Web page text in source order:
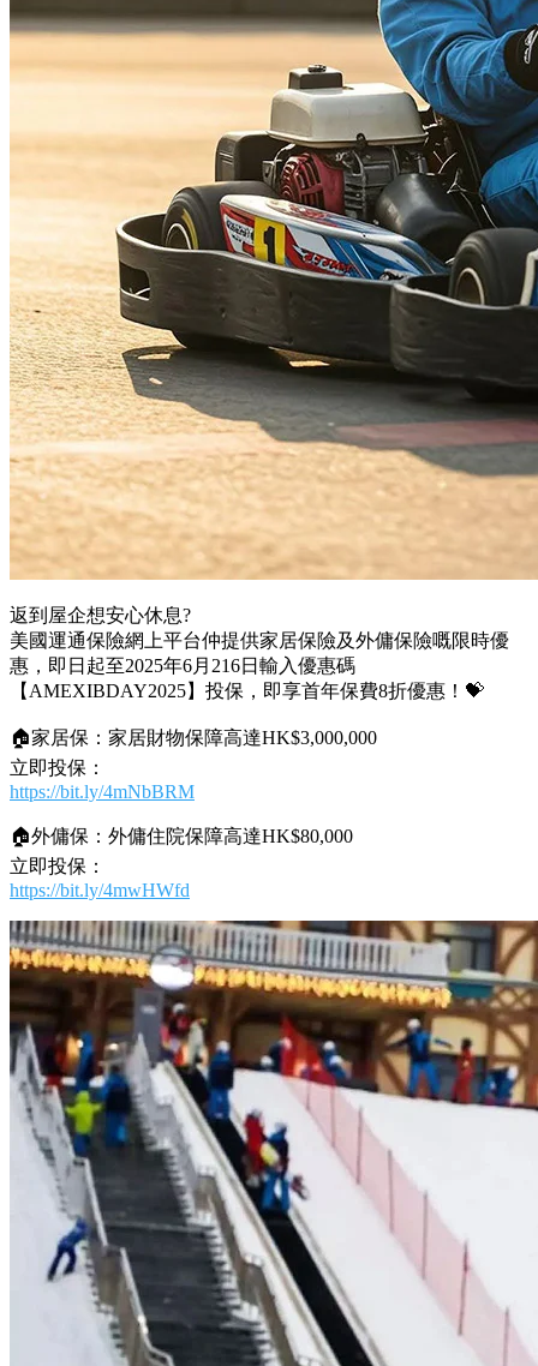
返到屋企想安心休息?
美國運通保險網上平台仲提供家居保險及外傭保險嘅限時優
惠，即日起至2025年6月216日輸入優惠碼
【AMEXIBDAY2025】投保，即享首年保費8折優惠！💝
🏠家居保：家居財物保障高達HK$3,000,000
立即投保：
https://bit.ly/4mNbBRM
🏠外傭保：外傭住院保障高達HK$80,000
立即投保：
https://bit.ly/4mwHWfd